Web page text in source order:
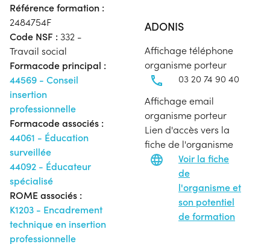
Référence formation :
2484754F
Code NSF : 332 -
Travail social
Formacode principal :
44569 - Conseil
insertion
professionnelle
Formacode associés :
44061 - Éducation
surveillée
44092 - Éducateur
spécialisé
ROME associés :
K1203 - Encadrement
technique en insertion
professionnelle
ADONIS
Affichage téléphone
organisme porteur
03 20 74 90 40
Affichage email
organisme porteur
Lien d'accès vers la
fiche de l'organisme
Voir la fiche
de
l'organisme et
son potentiel
de formation